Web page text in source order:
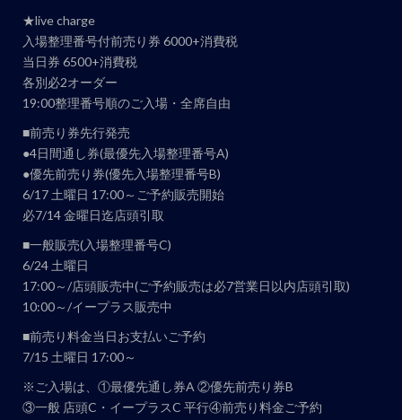
ー
シ
ョ
ン
★live charge
入場整理番号付前売り券 6000+消費税
当日券 6500+消費税
各別必2オーダー
19:00整理番号順のご入場・全席自由
■前売り券先行発売
●4日間通し券(最優先入場整理番号A)
●優先前売り券(優先入場整理番号B)
6/17 土曜日 17:00～ご予約販売開始
必7/14 金曜日迄店頭引取
■一般販売(入場整理番号C)
6/24 土曜日
17:00～/店頭販売中(ご予約販売は必7営業日以内店頭引取)
10:00～/イープラス販売中
■前売り料金当日お支払いご予約
7/15 土曜日 17:00～
※ご入場は、①最優先通し券A ②優先前売り券B
③一般 店頭C・イープラスC 平行④前売り料金ご予約